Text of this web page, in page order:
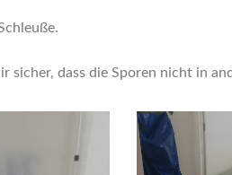
sicher, dass die Sporen nicht in